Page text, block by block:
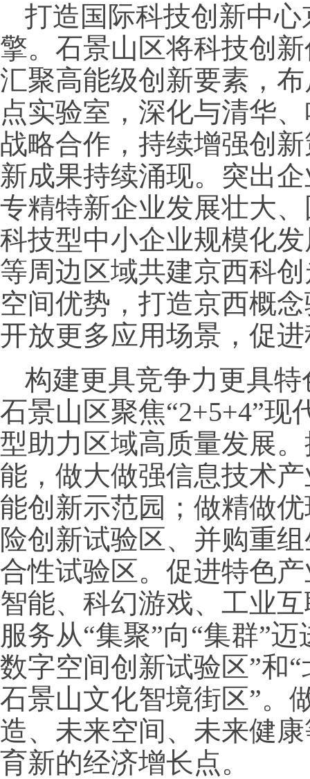
打造国际科技创新中
擎。石景山区将科技创
汇聚高能级创新要素，
点实验室，深化与清华
战略合作，持续增强创
新成果持续涌现。突出
专精特新企业发展壮大
科技型中小企业规模化
等周边区域共建京西科
空间优势，打造京西概
开放更多应用场景，促
构建更具竞争力更具
石景山区聚焦“2+5+4”
型助力区域高质量发展
能，做大做强信息技术
能创新示范园；做精做
险创新试验区、并购重
合性试验区。促进特色
智能、科幻游戏、工业
服务从“集聚”向“集群”
数字空间创新试验区”和
石景山文化智境街区”。
造、未来空间、未来健
育新的经济增长点。